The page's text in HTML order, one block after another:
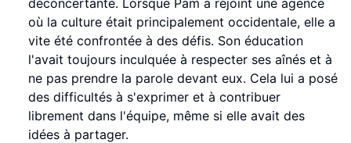
déconcertante. Lorsque Pam a rejoint une agence
où la culture était principalement occidentale, elle a
vite été confrontée à des défis. Son éducation
l'avait toujours inculquée à respecter ses aînés et à
ne pas prendre la parole devant eux. Cela lui a posé
des difficultés à s'exprimer et à contribuer
librement dans l'équipe, même si elle avait des
idées à partager.